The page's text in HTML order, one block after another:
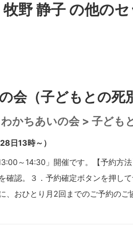
牧野 静子 の他の
会（子どもとの死
わかちあいの会 > 子ども
日13時～）
～14:30」開催です。【予約方
確認。３．予約確定ボタンを押し
、おひとり月2回までのご予約の